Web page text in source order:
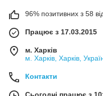
96% позитивних з 58
Працює з 17.03.2015
м. Харків
м. Харків, Харків,
Контакти